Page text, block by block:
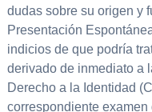
dudas sobre su origen y
Presentación
indicios de que podría
derivado de inmediato a
Derecho a la Identidad
correspondiente examen